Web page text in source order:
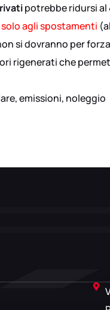
potrebbe ridursi al
agli spostamenti
si dovranno per
rigenerati che
,emissioni, noleggio